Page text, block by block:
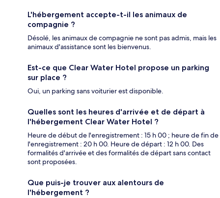
L'hébergement accepte-t-il les animaux de
compagnie ?
Désolé, les animaux de compagnie ne sont pas admis, mais les
animaux d'assistance sont les bienvenus.
Est-ce que Clear Water Hotel propose un parking
sur place ?
Oui, un parking sans voiturier est disponible.
Quelles sont les heures d'arrivée et de départ à
l'hébergement Clear Water Hotel ?
Heure de début de l'enregistrement : 15 h 00 ; heure de fin de
l'enregistrement : 20 h 00. Heure de départ : 12 h 00. Des
formalités d'arrivée et des formalités de départ sans contact
sont proposées.
Que puis-je trouver aux alentours de
l'hébergement ?